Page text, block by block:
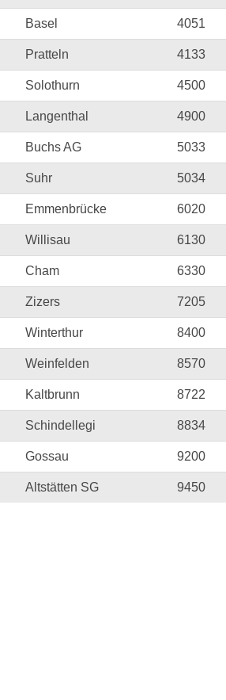
Basel 4051
Pratteln 4133
Solothurn 4500
Langenthal 4900
Buchs AG 5033
Suhr 5034
Emmenbrücke 6020
Willisau 6130
Cham 6330
Zizers 7205
Winterthur 8400
Weinfelden 8570
Kaltbrunn 8722
Schindellegi 8834
Gossau 9200
Altstätten SG 9450